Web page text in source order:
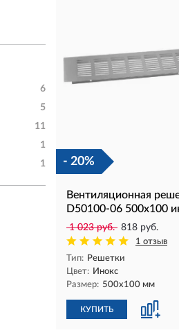
6
5
11
1
1 - 20%
Вентиляционная
D50100-06 500x100
1 023 руб. 818 руб.
1 отзыв
Тип: Решетки
Цвет: Инокс
Размер: 500х100 мм
КУПИТЬ